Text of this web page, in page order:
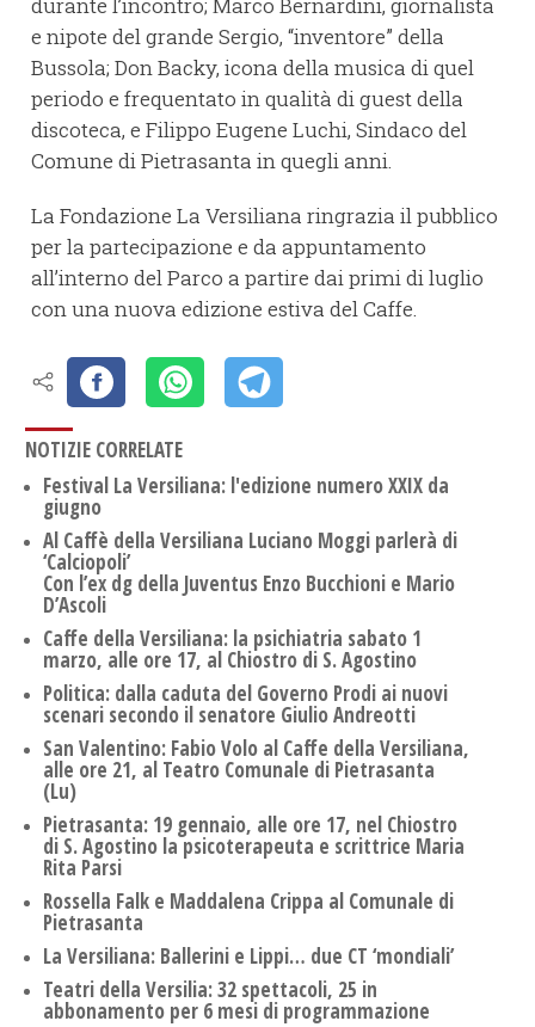
e nipote del grande Sergio, “inventore” della
Bussola; Don Backy, icona della musica di quel
periodo e frequentato in qualità di guest della
discoteca, e Filippo Eugene Luchi, Sindaco del
Comune di Pietrasanta in quegli anni.
La Fondazione La Versiliana ringrazia il pubblico
per la partecipazione e da appuntamento
all’interno del Parco a partire dai primi di luglio
con una nuova edizione estiva del Caffe.
NOTIZIE CORRELATE
Festival La Versiliana: l'edizione numero XXIX da
giugno
Al Caffè della Versiliana Luciano Moggi parlerà di
‘Calciopoli’
Con l’ex dg della Juventus Enzo Bucchioni e Mario
D’Ascoli
Caffe della Versiliana: la psichiatria sabato 1
marzo, alle ore 17, al Chiostro di S. Agostino
Politica: dalla caduta del Governo Prodi ai nuovi
scenari secondo il senatore Giulio Andreotti
San Valentino: Fabio Volo al Caffe della Versiliana,
alle ore 21, al Teatro Comunale di Pietrasanta
(Lu)
Pietrasanta: 19 gennaio, alle ore 17, nel Chiostro
di S. Agostino la psicoterapeuta e scrittrice Maria
Rita Parsi
Rossella Falk e Maddalena Crippa al Comunale di
Pietrasanta
La Versiliana: Ballerini e Lippi… due CT ‘mondiali’
Teatri della Versilia: 32 spettacoli, 25 in
abbonamento per 6 mesi di programmazione